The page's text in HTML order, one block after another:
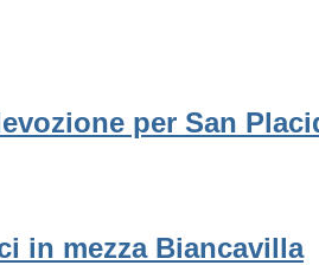
per San
in mezza Biancavilla